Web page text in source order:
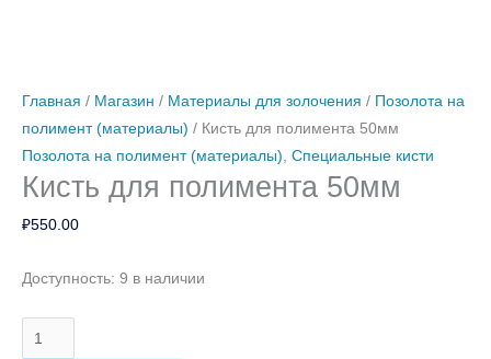
Главная / Магазин / Материалы для золочения / Позолота на
полимент (материалы) / Кисть для полимента 50мм
Позолота на полимент (материалы), Специальные кисти
Кисть для полимента 50мм
₽550.00
Доступность: 9 в наличии
для
полимента
50мм
для
полимента
20мм
листа
желтое
1,25
лампензелей
(90
мм,
65
37
синтетика,
PG